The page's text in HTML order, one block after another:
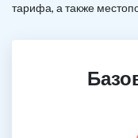
тарифа, а также